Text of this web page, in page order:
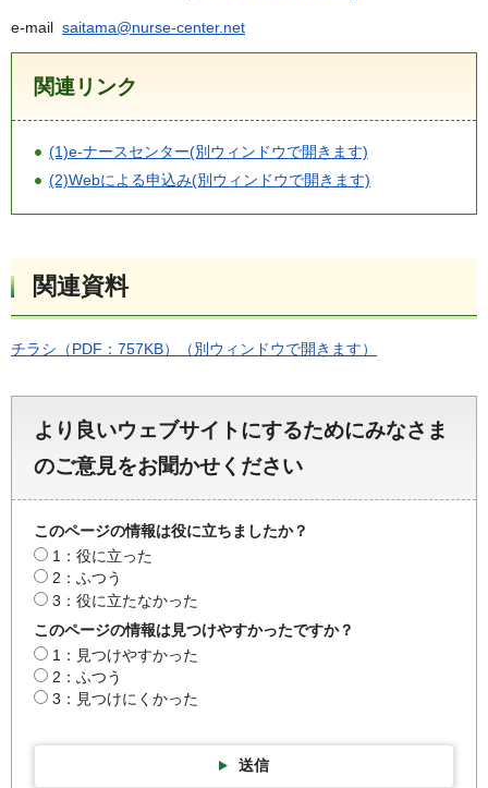
e-mail saitama@nurse-center.net
関連リンク
(1)e-ナースセンター(別ウィンドウで開きます)
(2)Webによる申込み(別ウィンドウで開きます)
関連資料
チラシ（PDF：757KB）（別ウィンドウで開きます）
より良いウェブサイトにするためにみなさま
のご意見をお聞かせください
このページの情報は役に立ちましたか？
1：役に立った
2：ふつう
3：役に立たなかった
このページの情報は見つけやすかったですか？
1：見つけやすかった
2：ふつう
3：見つけにくかった
送信